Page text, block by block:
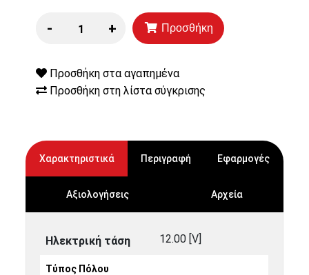
- + Προσθήκη
Προσθήκη στα αγαπημένα
Προσθήκη στη λίστα σύγκρισης
Χαρακτηριστικά Περιγραφή Εφαρμογές
Αξιολογήσεις Αρχεία
Ηλεκτρική τάση 12.00 [V]
Τύπος Πόλου